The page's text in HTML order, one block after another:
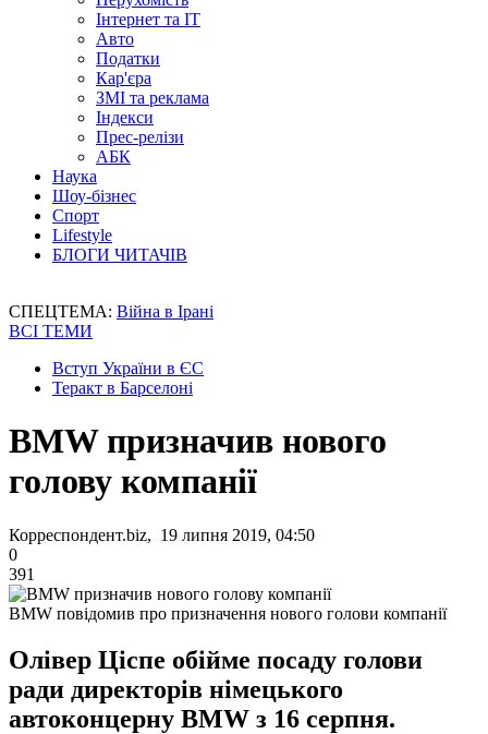
Інтернет та IT
Авто
Податки
Кар'єра
ЗМІ та реклама
Індекси
Прес-релізи
АБК
Наука
Шоу-бізнес
Спорт
Lifestyle
БЛОГИ ЧИТАЧІВ
СПЕЦТЕМА: Війна в Ірані
ВСІ ТЕМИ
Вступ України в ЄС
Теракт в Барселоні
BMW призначив нового
голову компанії
Корреспондент.biz, 19 липня 2019, 04:50
0
391
BMW повідомив про призначення нового голови компанії
Олівер Ціспе обійме посаду голови
ради директорів німецького
автоконцерну BMW з 16 серпня.